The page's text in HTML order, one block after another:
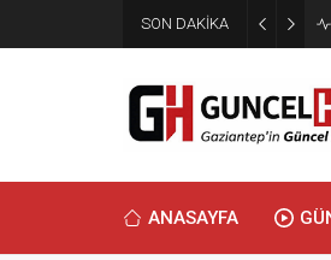
SON DAKİKA
ANASAYFA